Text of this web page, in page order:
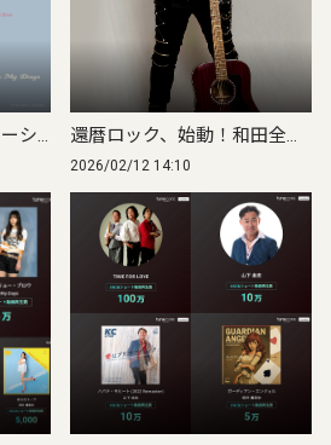
【Shake My Days】ニューシングル「ひとりじめのゆめ」2026年3月18日 デジタルリリース 還暦ロック、始動！和田全孝がPALMTONE RECORDSに所属、新曲「大人が夢見て何が悪い！」3月18日配信決定
2026/02/12 14:10